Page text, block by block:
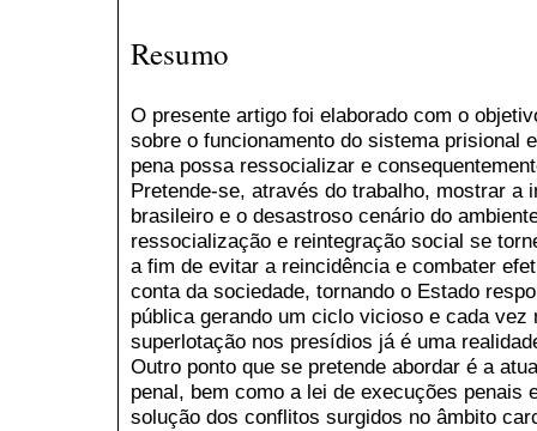
Resumo
O presente artigo foi elaborado com o
sobre o funcionamento do sistema prisional
pena possa ressocializar e
Pretende-se, através do trabalho, mostrar a
brasileiro e o desastroso cenário do
ressocialização e reintegração social se
a fim de evitar a reincidência e combater
conta da sociedade, tornando o Estado
pública gerando um ciclo vicioso e cada
superlotação nos presídios já é uma
Outro ponto que se pretende abordar é a
penal, bem como a lei de execuções penais
solução dos conflitos surgidos no âmbito